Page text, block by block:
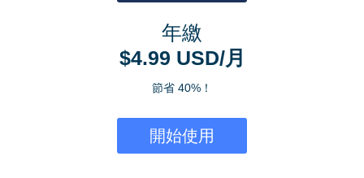
年繳
$4.99 USD/月
節省 40%！
開始使用